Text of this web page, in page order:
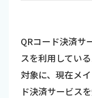
QRコード決済サ
スを利用してい
対象に、現在メ
ド決済サービス